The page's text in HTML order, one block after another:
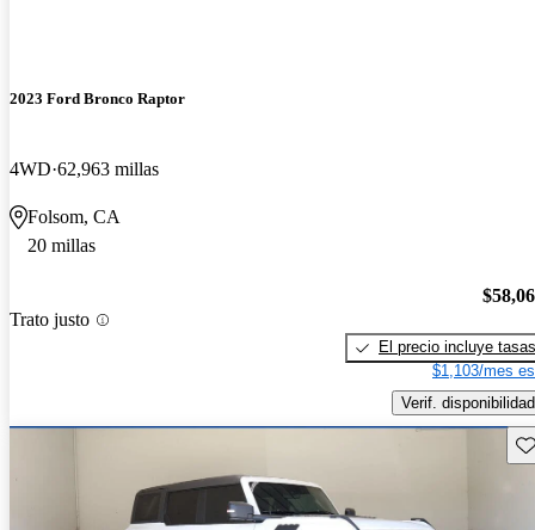
2023 Ford Bronco Raptor
4WD 62,963 millas
Folsom, CA
20 millas
Trato justo
El precio incluye tasas
$1,103/mes
Verif. disponibilidad